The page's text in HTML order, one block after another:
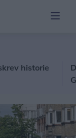
Den